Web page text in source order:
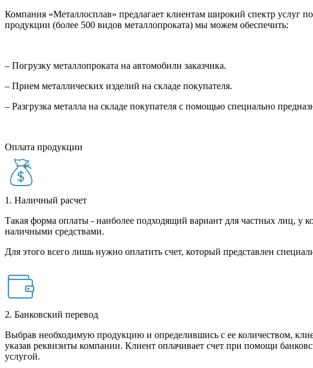
Компания «Металлосплав» предлагает клиентам широкий спектр услуг
продукции (более 500 видов металлопроката) мы можем обеспечить:
– Погрузку металлопроката на автомобили заказчика.
– Прием металлических изделий на складе покупателя.
– Разгрузка металла на складе покупателя с помощью специально
Оплата продукции
1. Наличный расчет
Такая форма оплаты - наиболее подходящий вариант для частных лиц, у
наличными средствами.
Для этого всего лишь нужно оплатить счет, который представлен
2. Банковский перевод
Выбрав необходимую продукцию и определившись с ее количеством,
указав реквизиты компании. Клиент оплачивает счет при помощи
услугой.